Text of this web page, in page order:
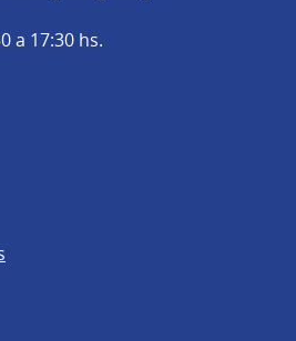
a 17:30 hs.
Ciudadana Digital en X
Ciudadana Digital en Facebook
Ciudadana Digital en